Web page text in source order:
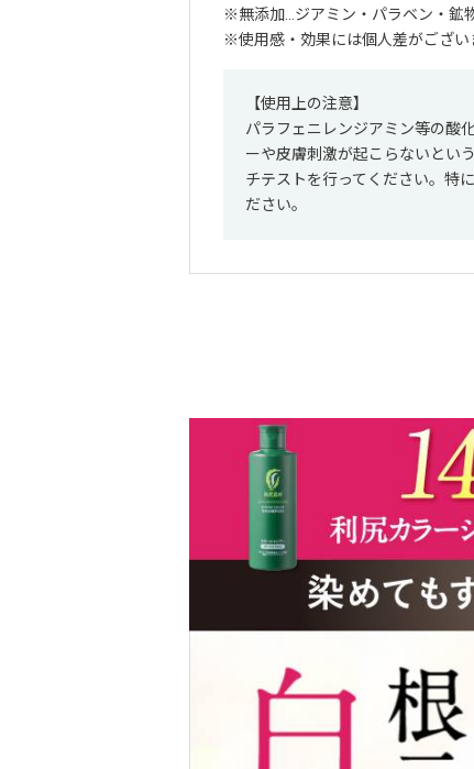
無添加…ジアミン・パラベン・鉱
使用感・効果には個人差がござい
【使用上の注意】
パラフェニレンジアミン等の酸
ーや皮膚刺激が起こらないとい
チテストを行ってください。特
ださい。